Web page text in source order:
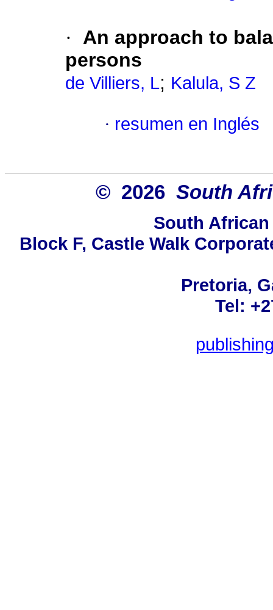
·
An approach to
persons
de Villiers, L; Kalula, S Z
· resumen en Inglés
© 2026 South
South
Block F, Castle Walk
Pretoria,
Tel: